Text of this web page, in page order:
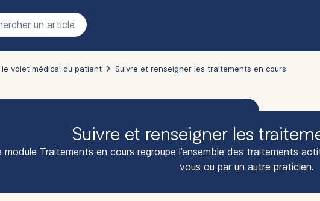
un article
volet médical du patient Suivre et renseigner les traitements en cours
Suivre et renseigner les
module Traitements en cours regroupe l’ensemble des traitements
vous ou par un autre praticien.